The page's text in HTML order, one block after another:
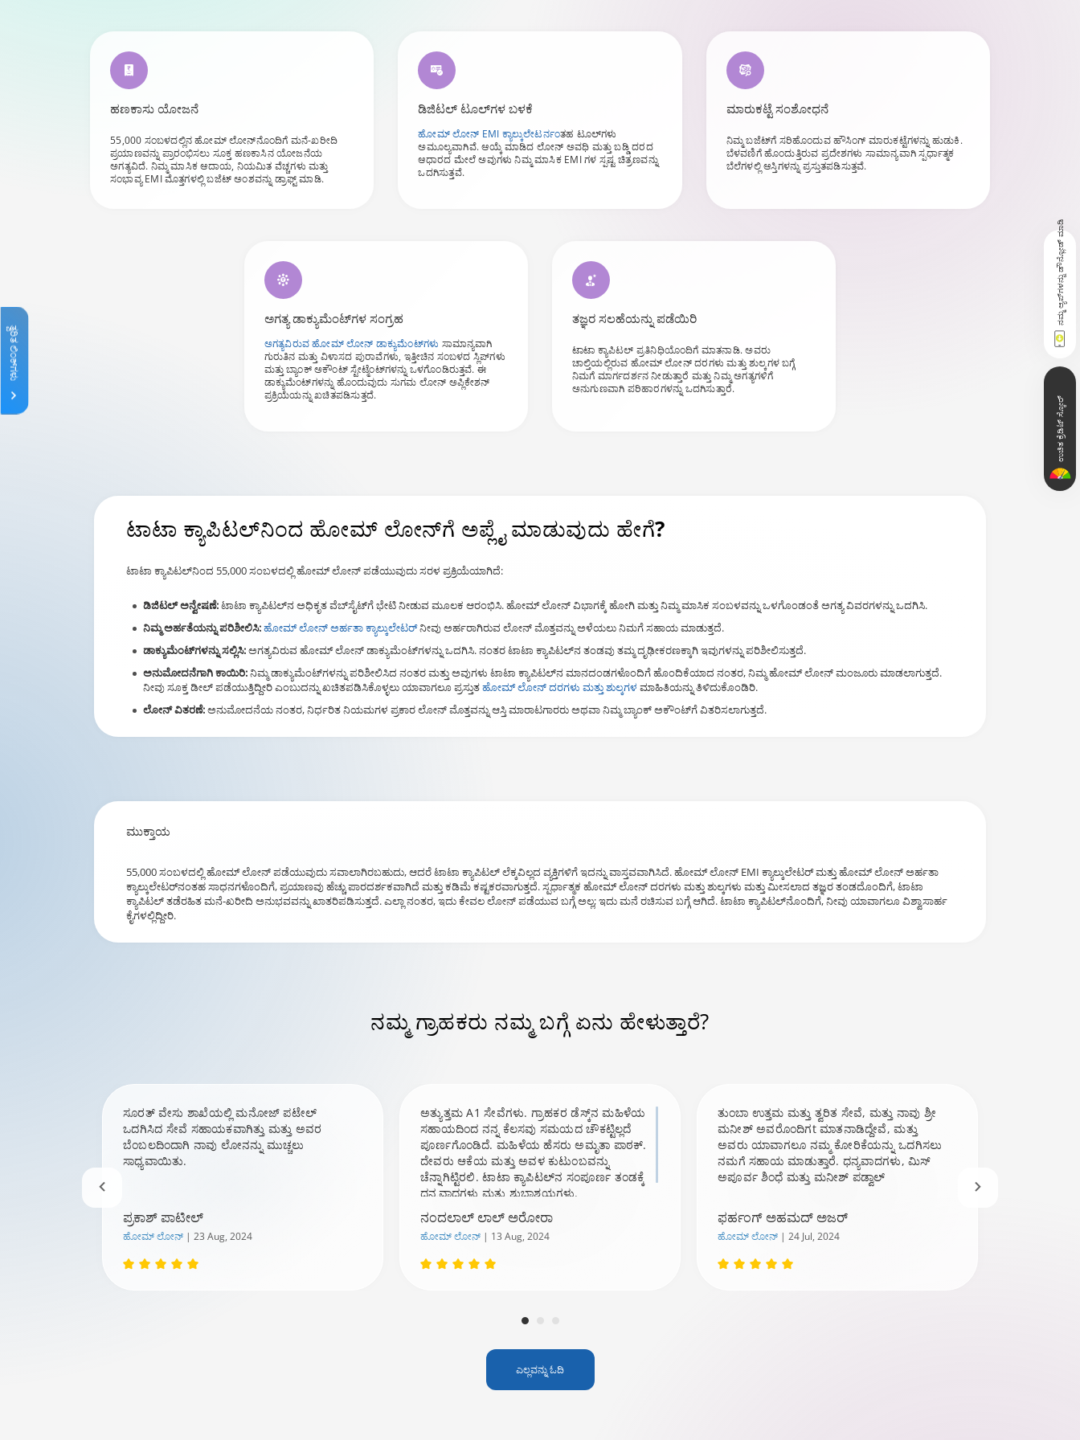
ಹಣಕಾಸು ಯೋಜನೆ
55,000 ಸಂಬಳದಲ್ಲಿನ ಹೋಮ್ ಲೋನ್‌ನೊಂದಿಗೆ ಮನೆ-ಖರೀದಿ
ಪ್ರಯಾಣವನ್ನು ಪ್ರಾರಂಭಿಸಲು ಸೂಕ್ತ ಹಣಕಾಸಿನ ಯೋಜನೆಯ
ಅಗತ್ಯವಿದೆ. ನಿಮ್ಮ ಮಾಸಿಕ ಆದಾಯ, ನಿಯಮಿತ ವೆಚ್ಚಗಳು ಮತ್ತು
ಸಂಭಾವ್ಯ EMI ಮೊತ್ತಗಳಲ್ಲಿ ಬಜೆಟ್ ಅಂಶವನ್ನು ಡ್ರಾಫ್ಟ್ ಮಾಡಿ.
ಡಿಜಿಟಲ್ ಟೂಲ್‌ಗಳ ಬಳಕೆ
ಹೋಮ್ ಲೋನ್ EMI ಕ್ಯಾಲ್ಕುಲೇಟರ್ನಂತಹ ಟೂಲ್‌ಗಳು
ಅಮೂಲ್ಯವಾಗಿವೆ. ಆಯ್ಕೆ ಮಾಡಿದ ಲೋನ್ ಅವಧಿ ಮತ್ತು ಬಡ್ಡಿ ದರದ
ಆಧಾರದ ಮೇಲೆ ಅವುಗಳು ನಿಮ್ಮ ಮಾಸಿಕ EMI ಗಳ ಸ್ಪಷ್ಟ ಚಿತ್ರಣವನ್ನು
ಒದಗಿಸುತ್ತವೆ.
ಮಾರುಕಟ್ಟೆ ಸಂಶೋಧನೆ
ನಿಮ್ಮ ಬಜೆಟ್‌ಗೆ ಸರಿಹೊಂದುವ ಹೌಸಿಂಗ್ ಮಾರುಕಟ್ಟೆಗಳನ್ನು ಹುಡುಕಿ.
ಬೆಳವಣಿಗೆ ಹೊಂದುತ್ತಿರುವ ಪ್ರದೇಶಗಳು ಸಾಮಾನ್ಯವಾಗಿ ಸ್ಪರ್ಧಾತ್ಮಕ
ಬೆಲೆಗಳಲ್ಲಿ ಆಸ್ತಿಗಳನ್ನು ಪ್ರಸ್ತುತಪಡಿಸುತ್ತವೆ.
ಅಗತ್ಯ ಡಾಕ್ಯುಮೆಂಟ್‌ಗಳ ಸಂಗ್ರಹ
ಅಗತ್ಯವಿರುವ ಹೋಮ್ ಲೋನ್ ಡಾಕ್ಯುಮೆಂಟ್‌ಗಳು ಸಾಮಾನ್ಯವಾಗಿ
ಗುರುತಿನ ಮತ್ತು ವಿಳಾಸದ ಪುರಾವೆಗಳು, ಇತ್ತೀಚಿನ ಸಂಬಳದ ಸ್ಲಿಪ್‌ಗಳು
ಮತ್ತು ಬ್ಯಾಂಕ್ ಅಕೌಂಟ್ ಸ್ಟೇಟ್ಮೆಂಟ್‌ಗಳನ್ನು ಒಳಗೊಂಡಿರುತ್ತವೆ. ಈ
ಡಾಕ್ಯುಮೆಂಟ್‌ಗಳನ್ನು ಹೊಂದುವುದು ಸುಗಮ ಲೋನ್ ಅಪ್ಲಿಕೇಶನ್
ಪ್ರಕ್ರಿಯೆಯನ್ನು ಖಚಿತಪಡಿಸುತ್ತದೆ.
ತಜ್ಞರ ಸಲಹೆಯನ್ನು ಪಡೆಯಿರಿ
ಟಾಟಾ ಕ್ಯಾಪಿಟಲ್ ಪ್ರತಿನಿಧಿಯೊಂದಿಗೆ ಮಾತನಾಡಿ. ಅವರು
ಚಾಲ್ತಿಯಲ್ಲಿರುವ ಹೋಮ್ ಲೋನ್ ದರಗಳು ಮತ್ತು ಶುಲ್ಕಗಳ ಬಗ್ಗೆ
ನಿಮಗೆ ಮಾರ್ಗದರ್ಶನ ನೀಡುತ್ತಾರೆ ಮತ್ತು ನಿಮ್ಮ ಅಗತ್ಯಗಳಿಗೆ
ಅನುಗುಣವಾಗಿ ಪರಿಹಾರಗಳನ್ನು ಒದಗಿಸುತ್ತಾರೆ.
ಟಾಟಾ ಕ್ಯಾಪಿಟಲ್‌ನಿಂದ ಹೋಮ್ ಲೋನ್‌ಗೆ ಅಪ್ಲೈ ಮಾಡುವುದು ಹೇಗೆ?
ಟಾಟಾ ಕ್ಯಾಪಿಟಲ್‌ನಿಂದ 55,000 ಸಂಬಳದಲ್ಲಿ ಹೋಮ್ ಲೋನ್ ಪಡೆಯುವುದು ಸರಳ ಪ್ರಕ್ರಿಯೆಯಾಗಿದೆ:
ಡಿಜಿಟಲ್ ಅನ್ವೇಷಣೆ:ಟಾಟಾ ಕ್ಯಾಪಿಟಲ್‌ನ ಅಧಿಕೃತ ವೆಬ್‌ಸೈಟ್‌ಗೆ ಭೇಟಿ ನೀಡುವ ಮೂಲಕ ಆರಂಭಿಸಿ. ಹೋಮ್ ಲೋನ್ ವಿಭಾಗಕ್ಕೆ ಹೋಗಿ ಮತ್ತು ನಿಮ್ಮ ಮಾಸಿಕ ಸಂಬಳವನ್ನು ಒಳಗೊಂಡಂತೆ ಅಗತ್ಯ ವಿವರಗಳನ್ನು ಒದಗಿಸಿ.
ನಿಮ್ಮ ಅರ್ಹತೆಯನ್ನು ಪರಿಶೀಲಿಸಿ:ಹೋಮ್ ಲೋನ್ ಅರ್ಹತಾ ಕ್ಯಾಲ್ಕುಲೇಟರ್ನೀವು ಅರ್ಹರಾಗಿರುವ ಲೋನ್ ಮೊತ್ತವನ್ನು ಅಳೆಯಲು ನಿಮಗೆ ಸಹಾಯ ಮಾಡುತ್ತದೆ.
ಡಾಕ್ಯುಮೆಂಟ್‌ಗಳನ್ನು ಸಲ್ಲಿಸಿ:ಅಗತ್ಯವಿರುವ ಹೋಮ್ ಲೋನ್ ಡಾಕ್ಯುಮೆಂಟ್‌ಗಳನ್ನು ಒದಗಿಸಿ. ನಂತರ ಟಾಟಾ ಕ್ಯಾಪಿಟಲ್‌ನ ತಂಡವು ತಮ್ಮ ದೃಢೀಕರಣಕ್ಕಾಗಿ ಇವುಗಳನ್ನು ಪರಿಶೀಲಿಸುತ್ತದೆ.
ಅನುಮೋದನೆಗಾಗಿ ಕಾಯಿರಿ:ನಿಮ್ಮ ಡಾಕ್ಯುಮೆಂಟ್‌ಗಳನ್ನು ಪರಿಶೀಲಿಸಿದ ನಂತರ ಮತ್ತು ಅವುಗಳು ಟಾಟಾ ಕ್ಯಾಪಿಟಲ್‌ನ ಮಾನದಂಡಗಳೊಂದಿಗೆ ಹೊಂದಿಕೆಯಾದ ನಂತರ, ನಿಮ್ಮ ಹೋಮ್ ಲೋನ್ ಮಂಜೂರು ಮಾಡಲಾಗುತ್ತದೆ.
ನೀವು ಸೂಕ್ತ ಡೀಲ್ ಪಡೆಯುತ್ತಿದ್ದೀರಿ ಎಂಬುದನ್ನು ಖಚಿತಪಡಿಸಿಕೊಳ್ಳಲು ಯಾವಾಗಲೂ ಪ್ರಸ್ತುತಹೋಮ್ ಲೋನ್ ದರಗಳು ಮತ್ತು ಶುಲ್ಕಗಳ ಮಾಹಿತಿಯನ್ನು ತಿಳಿದುಕೊಂಡಿರಿ.
ಲೋನ್ ವಿತರಣೆ:ಅನುಮೋದನೆಯ ನಂತರ, ನಿರ್ಧರಿತ ನಿಯಮಗಳ ಪ್ರಕಾರ ಲೋನ್ ಮೊತ್ತವನ್ನು ಆಸ್ತಿ ಮಾರಾಟಗಾರರು ಅಥವಾ ನಿಮ್ಮ ಬ್ಯಾಂಕ್ ಅಕೌಂಟ್‌ಗೆ ವಿತರಿಸಲಾಗುತ್ತದೆ.
ಮುಕ್ತಾಯ
55,000 ಸಂಬಳದಲ್ಲಿ ಹೋಮ್ ಲೋನ್ ಪಡೆಯುವುದು ಸವಾಲಾಗಿರಬಹುದು, ಆದರೆ ಟಾಟಾ ಕ್ಯಾಪಿಟಲ್ ಲೆಕ್ಕವಿಲ್ಲದ ವ್ಯಕ್ತಿಗಳಿಗೆ ಇದನ್ನು ವಾಸ್ತವವಾಗಿಸಿದೆ. ಹೋಮ್ ಲೋನ್ EMI ಕ್ಯಾಲ್ಕುಲೇಟರ್ ಮತ್ತು ಹೋಮ್ ಲೋನ್ ಅರ್ಹತಾ
ಕ್ಯಾಲ್ಕುಲೇಟರ್‌ನಂತಹ ಸಾಧನಗಳೊಂದಿಗೆ, ಪ್ರಯಾಣವು ಹೆಚ್ಚು ಪಾರದರ್ಶಕವಾಗಿದೆ ಮತ್ತು ಕಡಿಮೆ ಕಷ್ಟಕರವಾಗುತ್ತದೆ. ಸ್ಪರ್ಧಾತ್ಮಕ ಹೋಮ್ ಲೋನ್ ದರಗಳು ಮತ್ತು ಶುಲ್ಕಗಳು ಮತ್ತು ಮೀಸಲಾದ ತಜ್ಞರ ತಂಡದೊಂದಿಗೆ, ಟಾಟಾ
ಕ್ಯಾಪಿಟಲ್ ತಡೆರಹಿತ ಮನೆ-ಖರೀದಿ ಅನುಭವವನ್ನು ಖಾತರಿಪಡಿಸುತ್ತದೆ. ಎಲ್ಲಾ ನಂತರ, ಇದು ಕೇವಲ ಲೋನ್ ಪಡೆಯುವ ಬಗ್ಗೆ ಅಲ್ಲ; ಇದು ಮನೆ ರಚಿಸುವ ಬಗ್ಗೆ ಆಗಿದೆ. ಟಾಟಾ ಕ್ಯಾಪಿಟಲ್‌ನೊಂದಿಗೆ, ನೀವು ಯಾವಾಗಲೂ ವಿಶ್ವಾಸಾರ್ಹ
ಕೈಗಳಲ್ಲಿದ್ದೀರಿ.
ನಮ್ಮ ಗ್ರಾಹಕರು ನಮ್ಮ ಬಗ್ಗೆ ಏನು ಹೇಳುತ್ತಾರೆ?
ಸೂರತ್ ವೇಸು ಶಾಖೆಯಲ್ಲಿ ಮನೋಜ್ ಪಟೇಲ್
ಒದಗಿಸಿದ ಸೇವೆ ಸಹಾಯಕವಾಗಿತ್ತು ಮತ್ತು ಅವರ
ಬೆಂಬಲದಿಂದಾಗಿ ನಾವು ಲೋನನ್ನು ಮುಚ್ಚಲು
ಸಾಧ್ಯವಾಯಿತು.
ಪ್ರಕಾಶ್ ಪಾಟೀಲ್
ಹೋಮ್ ಲೋನ್‌ | 23 Aug, 2024
ಅತ್ಯುತ್ತಮ A1 ಸೇವೆಗಳು. ಗ್ರಾಹಕರ ಡೆಸ್ಕ್‌ನ ಮಹಿಳೆಯ
ಸಹಾಯದಿಂದ ನನ್ನ ಕೆಲಸವು ಸಮಯದ ಚೌಕಟ್ಟಿಲ್ಲದೆ
ಪೂರ್ಣಗೊಂಡಿದೆ. ಮಹಿಳೆಯ ಹೆಸರು ಅಮೃತಾ ಪಾಠಕ್.
ದೇವರು ಆಕೆಯ ಮತ್ತು ಅವಳ ಕುಟುಂಬವನ್ನು
ಚೆನ್ನಾಗಿಟ್ಟಿರಲಿ. ಟಾಟಾ ಕ್ಯಾಪಿಟಲ್‌ನ ಸಂಪೂರ್ಣ ತಂಡಕ್ಕೆ
ಧನ್ಯವಾದಗಳು ಮತ್ತು ಶುಭಾಶಯಗಳು.
ನಂದಲಾಲ್ ಲಾಲ್ ಅರೋರಾ
ಹೋಮ್ ಲೋನ್‌ | 13 Aug, 2024
ತುಂಬಾ ಉತ್ತಮ ಮತ್ತು ತ್ವರಿತ ಸೇವೆ, ಮತ್ತು ನಾವು ಶ್ರೀ
ಮನೀಶ್ ಅವರೊಂದಿಗt ಮಾತನಾಡಿದ್ದೇವೆ, ಮತ್ತು
ಅವರು ಯಾವಾಗಲೂ ನಮ್ಮ ಕೋರಿಕೆಯನ್ನು ಒದಗಿಸಲು
ನಮಗೆ ಸಹಾಯ ಮಾಡುತ್ತಾರೆ. ಧನ್ಯವಾದಗಳು, ಮಿಸ್
ಅಪೂರ್ವ ಶಿಂಧೆ ಮತ್ತು ಮನೀಶ್ ಪಡ್ವಾಲ್
ಫರ್ಹಂಗ್ ಅಹಮದ್ ಅಜರ್
ಹೋಮ್ ಲೋನ್‌ | 24 Jul, 2024
ಎಲ್ಲವನ್ನು ಓದಿ
ತ್ವರಿತ ಲಿಂಕ್‌ಗಳು
ನಮ್ಮ ಆ್ಯಪ್‌ಗಳನ್ನು ಡೌನ್ಲೋಡ್ ಮಾಡಿ
ಉಚಿತ ಕ್ರೆಡಿಟ್ ಸ್ಕೋರ್